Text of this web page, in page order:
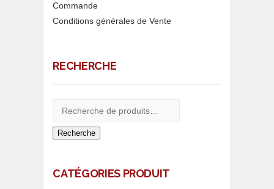
Commande
Conditions générales de Vente
RECHERCHE
Recherche
CATÉGORIES PRODUIT